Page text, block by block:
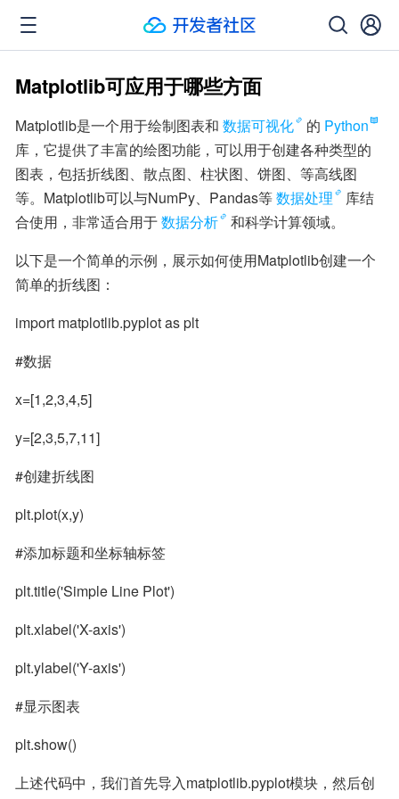
Matplotlib可应用于哪些方面
Matplotlib是一个用于绘制图表和 数据可视化 的 Python
库，它提供了丰富的绘图功能，可以用于创建各种类型的
图表，包括折线图、散点图、柱状图、饼图、等高线图
等。Matplotlib可以与NumPy、Pandas等数据处理
库结
合使用，非常适合用于数据分析
和科学计算领域。
以下是一个简单的示例，展示如何使用Matplotlib创建一个
简单的折线图：
import matplotlib.pyplot as plt
#数据
x=[1,2,3,4,5]
y=[2,3,5,7,11]
#创建折线图
plt.plot(x,y)
#添加标题和坐标轴标签
plt.title('Simple Line Plot')
plt.xlabel('X-axis')
plt.ylabel('Y-axis')
#显示图表
plt.show()
上述代码中，我们首先导入matplotlib.pyplot模块，然后创